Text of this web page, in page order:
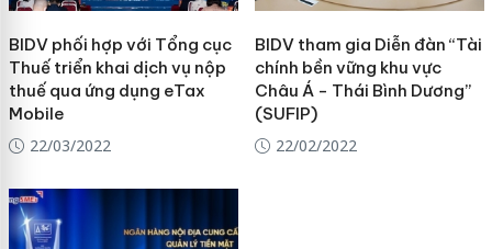
BIDV phối hợp với Tổng cục
Thuế triển khai dịch vụ nộp
thuế qua ứng dụng eTax
Mobile
22/03/2022
BIDV tham gia Diễn đàn “Tài
chính bền vững khu vực
Châu Á - Thái Bình Dương”
(SUFIP)
22/02/2022